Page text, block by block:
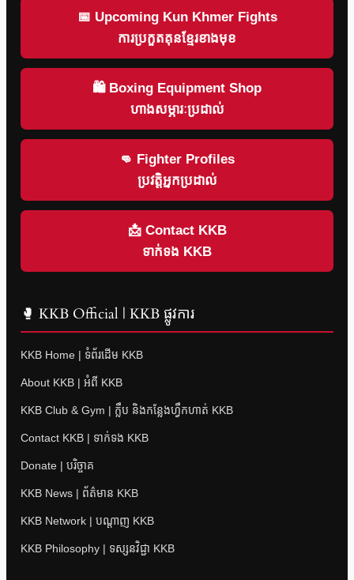
📅 Upcoming Kun Khmer Fights
ការប្រកួតគុនខ្មែរខាងមុខ
🛍 Boxing Equipment Shop
ហាងសម្ភារៈប្រដាល់
👊 Fighter Profiles
ប្រវត្តិអ្នកប្រដាល់
📩 Contact KKB
ទាក់ទង KKB
🥊 KKB Official | KKB ផ្លូវការ
KKB Home | ទំព័រដើម KKB
About KKB | អំពី KKB
KKB Club & Gym | ក្លឹប និងកន្លែងហ្វឹកហាត់ KKB
Contact KKB | ទាក់ទង KKB
Donate | បរិច្ចាគ
KKB News | ព័ត៌មាន KKB
KKB Network | បណ្តាញ KKB
KKB Philosophy | ទស្សនវិជ្ជា KKB